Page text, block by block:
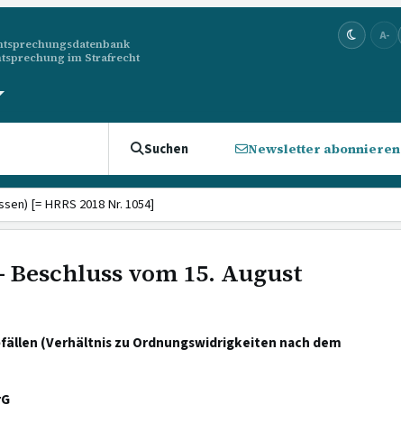
im Strafrecht
A-
Suchen Newsletter abonnieren
[= HRRS 2018 Nr. 1054]
Beschluss vom 15. August
(Verhältnis zu Ordnungswidrigkeiten nach dem